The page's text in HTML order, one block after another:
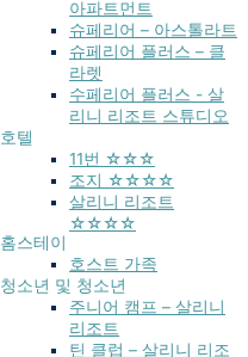
아파트먼트
슈페리어 – 아스톨라트
슈페리어 플러스 – 클
라렛
수페리어 플러스 - 살
리니 리조트 스튜디오
호텔
11번 ☆☆☆
조지 ☆☆☆☆
살리니 리조트
☆☆☆☆
홈스테이
호스트 가족
청소년 및 청소년
주니어 캠프 – 살리니
리조트
틴 클럽 – 살리니 리조